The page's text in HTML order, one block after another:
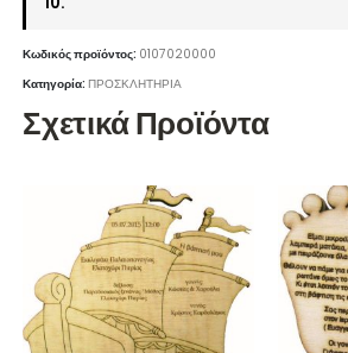
Κωδικός προϊόντος: 0107020000
Κατηγορία:ΠΡΟΣΚΛΗΤΗΡΙΑ
Σχετικά Προϊόντα